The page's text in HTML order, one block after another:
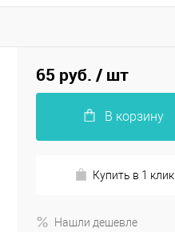
65 руб. / шт
В корзину
Купить в 1 клик
Нашли дешевле